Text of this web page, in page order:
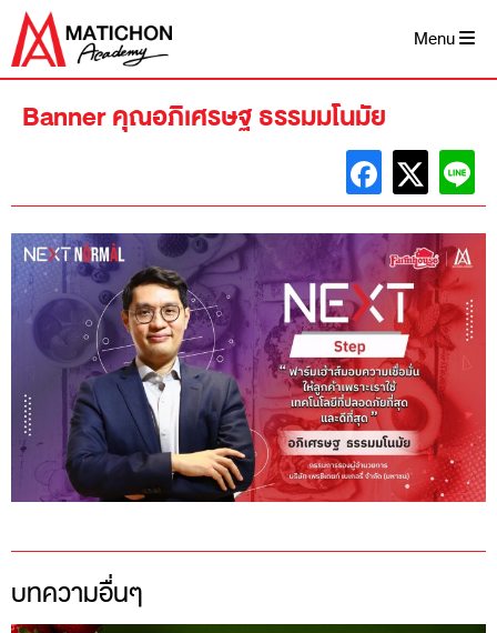
Skip
content
Menu
Banner คุณอภิเศรษฐ ธรรมมโนมัย
บทความอื่นๆ